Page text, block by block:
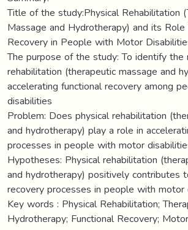
Title of the study:Physical Rehabilitation
Massage and Hydrotherapy) and its
Recovery in People with Motor
The purpose of the study: To identify
rehabilitation (therapeutic massage and
accelerating functional recovery among
disabilities
Problem: Does physical rehabilitation
and hydrotherapy) play a role in
processes in people with motor
Hypotheses: Physical rehabilitation
and hydrotherapy) positively contributes
recovery processes in people with motor
Key words : Physical Rehabilitation;
Hydrotherapy; Functional Recovery;